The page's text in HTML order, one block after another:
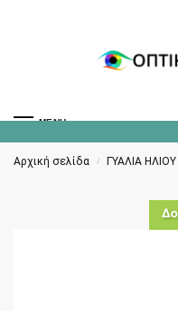
MENU
Αρχική σελίδα / ΓΥΑΛΙΑ ΗΛΙΟΥ